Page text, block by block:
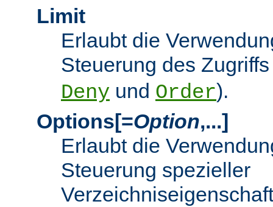
Limit
Erlaubt die
Steuerung des
Deny und Order).
Options[=Option,...]
Erlaubt die
Steuerung spezieller